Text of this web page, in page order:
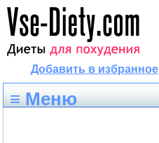
Добавить в избранное
≡ Меню